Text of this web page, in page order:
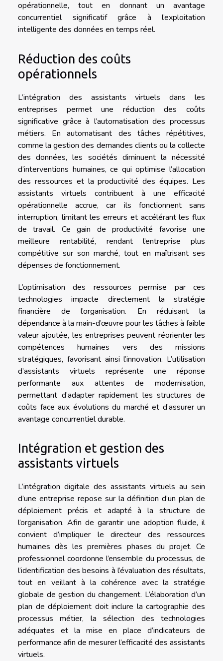
opérationnelle, tout en donnant un avantage
concurrentiel significatif grâce à l’exploitation
intelligente des données en temps réel.
Réduction des coûts
opérationnels
L’intégration des assistants virtuels dans les
entreprises permet une réduction des coûts
significative grâce à l’automatisation des processus
métiers. En automatisant des tâches répétitives,
comme la gestion des demandes clients ou la collecte
des données, les sociétés diminuent la nécessité
d’interventions humaines, ce qui optimise l’allocation
des ressources et la productivité des équipes. Les
assistants virtuels contribuent à une efficacité
opérationnelle accrue, car ils fonctionnent sans
interruption, limitant les erreurs et accélérant les flux
de travail. Ce gain de productivité favorise une
meilleure rentabilité, rendant l’entreprise plus
compétitive sur son marché, tout en maîtrisant ses
dépenses de fonctionnement.
L’optimisation des ressources permise par ces
technologies impacte directement la stratégie
financière de l’organisation. En réduisant la
dépendance à la main-d’œuvre pour les tâches à faible
valeur ajoutée, les entreprises peuvent réorienter les
compétences humaines vers des missions
stratégiques, favorisant ainsi l’innovation. L’utilisation
d’assistants virtuels représente une réponse
performante aux attentes de modernisation,
permettant d’adapter rapidement les structures de
coûts face aux évolutions du marché et d’assurer un
avantage concurrentiel durable.
Intégration et gestion des
assistants virtuels
L’intégration digitale des assistants virtuels au sein
d’une entreprise repose sur la définition d’un plan de
déploiement précis et adapté à la structure de
l’organisation. Afin de garantir une adoption fluide, il
convient d’impliquer le directeur des ressources
humaines dès les premières phases du projet. Ce
professionnel coordonne l’ensemble du processus, de
l’identification des besoins à l’évaluation des résultats,
tout en veillant à la cohérence avec la stratégie
globale de gestion du changement. L’élaboration d’un
plan de déploiement doit inclure la cartographie des
processus métier, la sélection des technologies
adéquates et la mise en place d’indicateurs de
performance afin de mesurer l’efficacité des assistants
virtuels.